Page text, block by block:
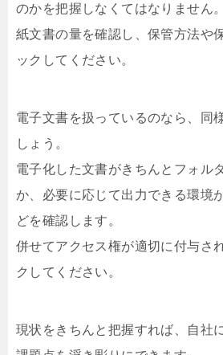
のかを把握しなくてはなりません。
紙文書の量を確認し、保管方法や
ックしてください。
電子文書を扱っているのなら、同
しょう。
電子化した文書がきちんとフォル
か、必要に応じて出力できる環境
どを確認します。
併せてアクセス権が適切に付与さ
クしてください。
現状をきちんと把握すれば、自社